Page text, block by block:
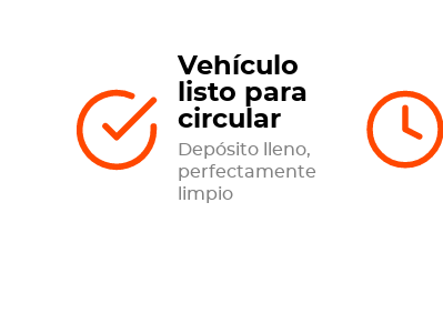
Vehículo
listo para
circular
Depósito lleno,
perfectamente
limpio